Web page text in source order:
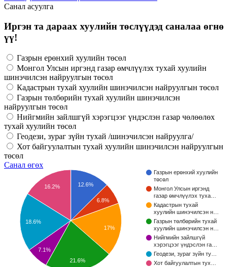
Санал асуулга
Иргэн та дараах хуулийн төслүүдэд саналаа өгнө
үү!
Газрын ерөнхий хуулийн төсөл
Монгол Улсын иргэнд газар өмчлүүлэх тухай хуулийн
шинэчилсэн найруулгын төсөл
Кадастрын тухай хуулийн шинэчилсэн найруулгын төсөл
Газрын төлбөрийн тухай хуулийн шинэчилсэн
найруулгын төсөл
Нийгмийн зайлшгүй хэрэгцээг үндэслэн газар чөлөөлөх
тухай хуулийн төсөл
Геодези, зураг зүйн тухай /шинэчилсэн найруулга/
Хот байгуулалтын тухай хуулийн шинэчилсэн найруулгын
төсөл
Санал өгөх
Газрын ерөнхий хуулийн
төсөл
Монгол Улсын иргэнд
газар өмчлүүлэх туха…
Кадастрын тухай
хуулийн шинэчилсэн н…
Газрын төлбөрийн тухай
хуулийн шинэчилсэн н…
Нийгмийн зайлшгүй
хэрэгцээг үндэслэн га…
Геодези, зураг зүйн ту…
Хот байгуулалтын тух…
12.6%
6.8%
17%
16.2%
18.6%
7.1%
21.6%